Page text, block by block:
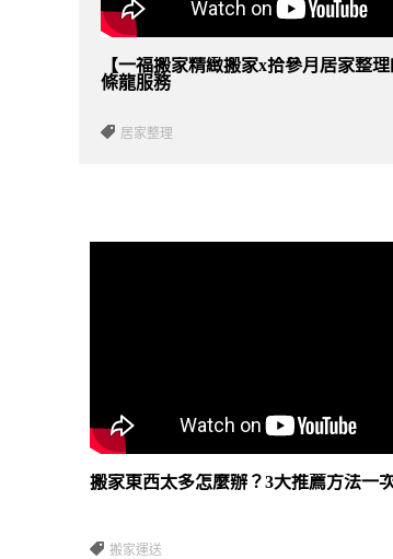
【一福搬家精緻搬家x拾參月居家整
條龍服務
居家整理
搬家東西太多怎麼辦？3大推薦方法一
搬家運送